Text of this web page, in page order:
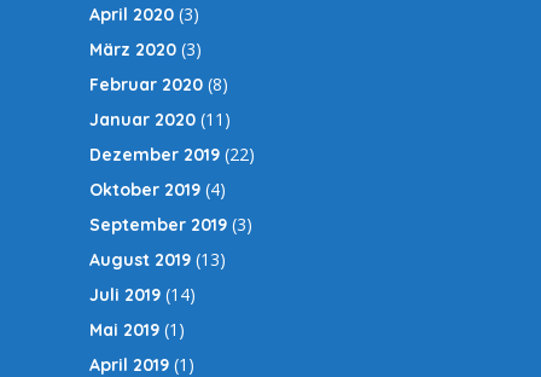
April 2020 (3)
März 2020 (3)
Februar 2020 (8)
Januar 2020 (11)
Dezember 2019 (22)
Oktober 2019 (4)
September 2019 (3)
August 2019 (13)
Juli 2019 (14)
Mai 2019 (1)
April 2019 (1)